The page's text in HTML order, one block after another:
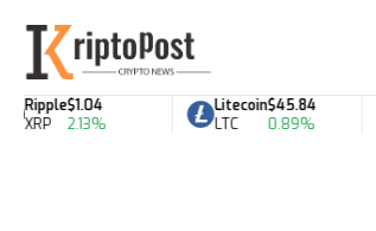
$1.04
2.13%
Litecoin
LTC
$45.84
0.89%